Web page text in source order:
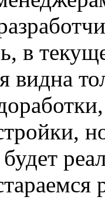
в
видна
будет